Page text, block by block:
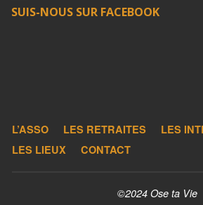
SUIS-NOUS SUR FACEBOOK
L’ASSO LES RETRAITES
LES
LES LIEUX
CONTACT
©2024 Ose ta Vie